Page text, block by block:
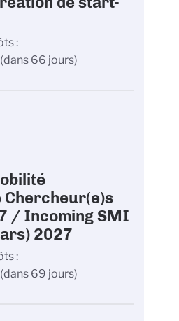
(dans 66 jours)
/ Incoming SMI
2027
(dans 69 jours)